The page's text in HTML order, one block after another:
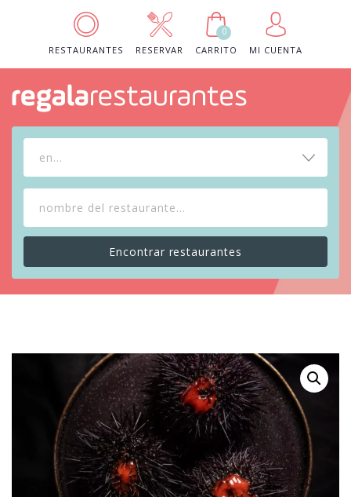
RESTAURANTES RESERVAR
0
CARRITO
MI CUENTA
en...